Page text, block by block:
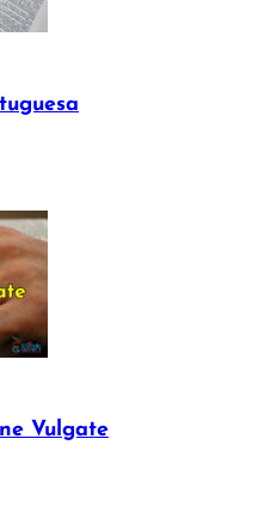
Vulgate